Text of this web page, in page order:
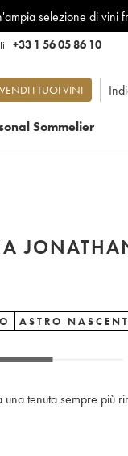
selezione di vini
|+33 1 56 05 86 10
VENDI I TUOI VINI
Sommelier
ASTRO
tenuta sempre più